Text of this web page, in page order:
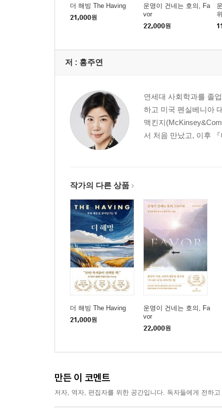
더 해빙 The Having
21,000원
운명이 건네는 호의, Fa
vor
22,000원
저 : 홍주연
연세대 사회학과를 졸
하고 미국 펜실베니아
맥킨지
서 처음 만났고, 이후
작가의 다른 상품
더 해빙 The Having
21,000원
운명이 건네는 호의, Fa
vor
22,000원
만든 이 코멘트
저자, 역자, 편집자를 위한 공간입니다. 독자들에게 전하